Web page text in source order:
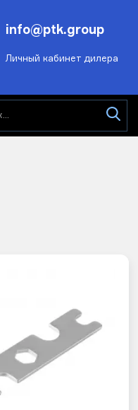
Личный кабинет дилера
info@ptk.group